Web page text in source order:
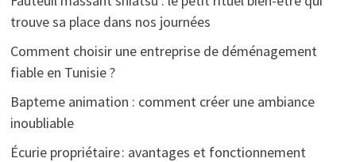
trouve sa place dans nos journées
Comment choisir une entreprise de déménagement
fiable en Tunisie ?
Bapteme animation : comment créer une ambiance
inoubliable
Écurie propriétaire : avantages et fonctionnement